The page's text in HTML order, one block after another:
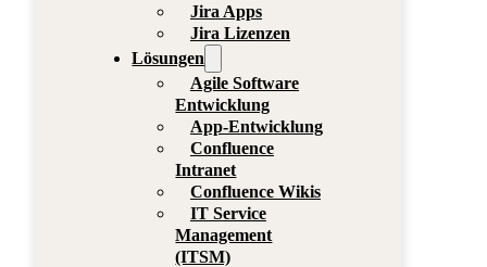
Jira Apps
Jira Lizenzen
Lösungen
Agile Software
Entwicklung
App-Entwicklung
Confluence
Intranet
Confluence Wikis
IT Service
Management
(ITSM)